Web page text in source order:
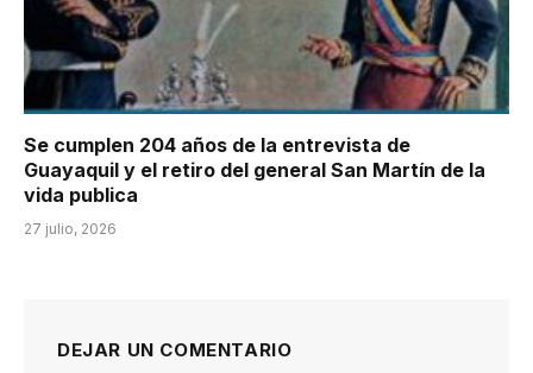
Se cumplen 204 años de la entrevista de
Guayaquil y el retiro del general San Martín de la
vida publica
27 julio, 2026
DEJAR UN COMENTARIO